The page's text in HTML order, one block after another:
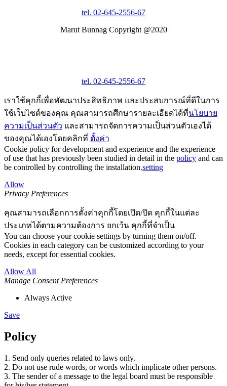
tel. 02-645-2556-67
Marut Bunnag Copyright @2020
tel. 02-645-2556-67
เราใช้คุกกี้เพื่อพัฒนาประสิทธิภาพ และประสบการณ์ที่ดีในการ
ใช้เว็บไซต์ของคุณ คุณสามารถศึกษารายละเอียดได้ที่นโยบาย
ความเป็นส่วนตัว และสามารถจัดการความเป็นส่วนตัวเองได้
ของคุณได้เองโดยคลิกที่ ตั้งค่า
Cookie policy for development and experience and the experience
of use that has previously been studied in detail in the policy and can
be controlled by controlling the installation.setting
Allow
Privacy Preferences
คุณสามารถเลือกการตั้งค่าคุกกี้โดยเปิด/ปิด คุกกี้ในแต่ละ
ประเภทได้ตามความต้องการ ยกเว้น คุกกี้ที่จำเป็น
You can choose your cookie settings by turning them on/off.
Cookies in each category can be customized according to your
needs, except for essential cookies.
Allow All
Manage Consent Preferences
Always Active
Save
Policy
1. Send only queries related to laws only.
2. Do not use rude words, or words which implicate other persons.
3. The sender of a message to the legal board must be responsible